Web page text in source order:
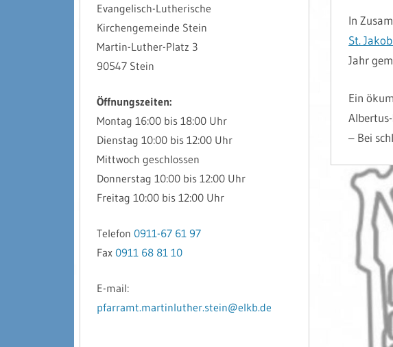
In
St.
Jahr
Ein
– Bei
Evangelisch-Lutherische
Kirchengemeinde Stein
Martin-Luther-Platz 3
90547 Stein
Öffnungszeiten:
Montag 16:00 bis 18:00 Uhr
Dienstag 10:00 bis 12:00 Uhr
Mittwoch geschlossen
Donnerstag 10:00 bis 12:00 Uhr
Freitag 10:00 bis 12:00 Uhr
Telefon 0911-67 61 97
Fax 0911 68 81 10
E-mail:
pfarramt.martinluther.stein@elkb.de